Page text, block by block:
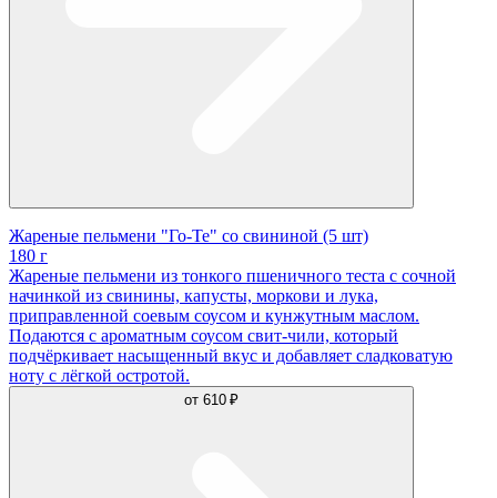
Жареные пельмени "Го-Те" со свининой (5 шт)
180 г
Жареные пельмени из тонкого пшеничного теста с сочной
начинкой из свинины, капусты, моркови и лука,
приправленной соевым соусом и кунжутным маслом.
Подаются с ароматным соусом свит-чили, который
подчёркивает насыщенный вкус и добавляет сладковатую
ноту с лёгкой остротой.
от 610 ₽